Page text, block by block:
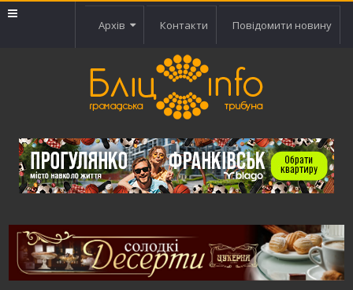
Архів Контакти Повідомити новину